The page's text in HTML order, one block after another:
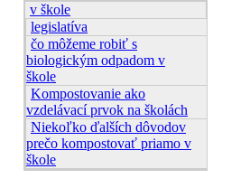
v škole
legislatíva
čo môžeme robiť s
biologickým odpadom v
škole
Kompostovanie ako
vzdelávací prvok na školách
Niekoľko ďalších dôvodov
prečo kompostovať priamo v
škole